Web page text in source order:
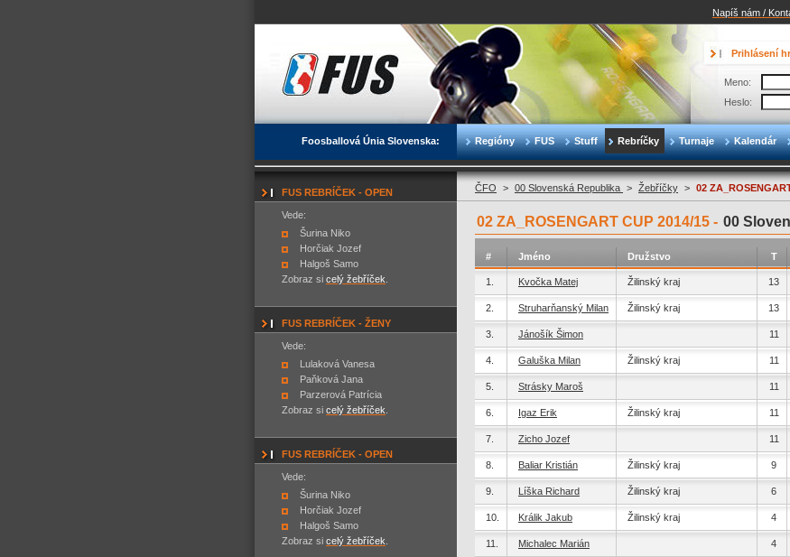
Napíš nám /
Foosballová Únia Slovenska: Regióny FUS Stuff Rebríčky Turnaje Kalendár
Prihlásení
Meno:
Heslo:
FUS REBRÍČEK - OPEN
Vede:
Šurina Niko
Horčiak Jozef
Halgoš Samo
Zobraz si celý žebříček
FUS REBRÍČEK - ŽENY
Vede:
Lulaková Vanesa
Paňková Jana
Parzerová Patrícia
Zobraz si celý žebříček
FUS REBRÍČEK - OPEN
Vede:
Šurina Niko
Horčiak Jozef
Halgoš Samo
Zobraz si celý žebříček
ČFO > 00 Slovenská Republika > Žebříčky > 02
02 ZA_ROSENGART CUP 2014/15 - 00
# Jméno Družstvo T
1. Kvočka Matej Žilinský kraj 13
2. Struharňanský Milan Žilinský kraj 13
3. Jánošík Šimon 11
4. Galuška Milan Žilinský kraj 11
5. Strásky Maroš 11
6. Igaz Erik Žilinský kraj 11
7. Zicho Jozef 11
8. Baliar Kristián Žilinský kraj 9
9. Líška Richard Žilinský kraj 6
10. Králik Jakub Žilinský kraj 4
11. Michalec Marián 4